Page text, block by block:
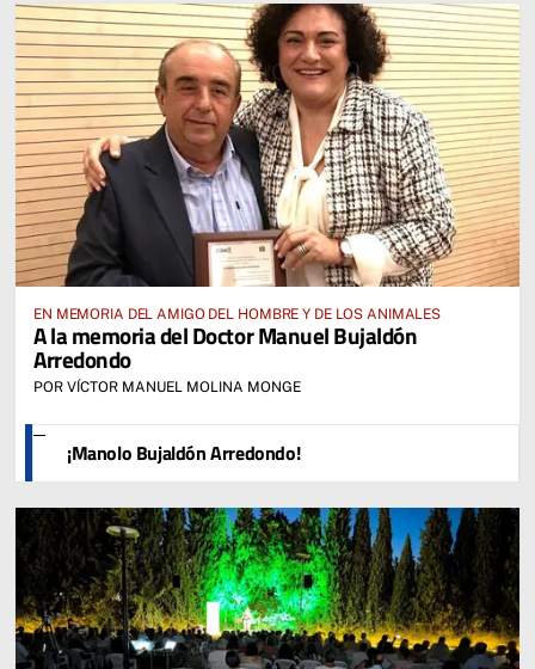
EN MEMORIA DEL AMIGO DEL HOMBRE Y DE LOS ANIMALES
A la memoria del Doctor Manuel Bujaldón
Arredondo
POR VÍCTOR MANUEL MOLINA MONGE
¡Manolo Bujaldón Arredondo!